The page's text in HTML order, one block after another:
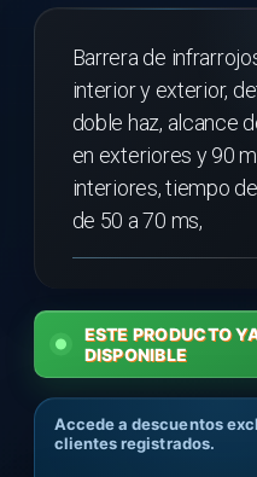
Barrera de
interior y exterior,
doble haz, alcance
en exteriores y 90
interiores, tiempo
de 50 a 70 ms,
ESTE PRODUCTO
DISPONIBLE
Accede a descuentos
clientes registrados.